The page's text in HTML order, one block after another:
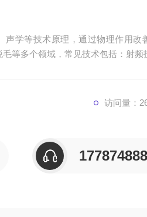
声学等技术原理，通过物理作用
等多个领域，常见技术包括：射频
访问量：